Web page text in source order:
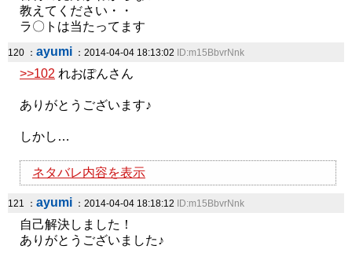
教えてください・・
ラ〇トは当たってます
120 ： ayumi ：2014-04-04 18:13:02 ID:m15BbvrNnk
>>102 れおぽんさん
ありがとうございます♪
しかし…
ネタバレ内容を表示
121 ： ayumi ：2014-04-04 18:18:12 ID:m15BbvrNnk
自己解決しました！
ありがとうございました♪